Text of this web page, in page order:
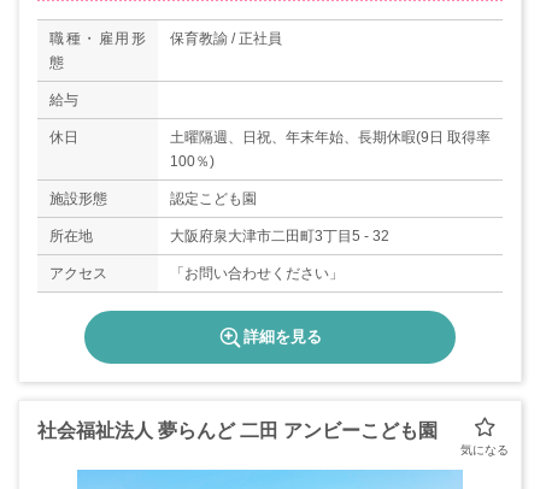
職種・雇用形
態
保育教諭 / 正社員
給与
休日
土曜隔週、日祝、年末年始、長期休暇(9日 取得率
100％)
施設形態 認定こども園
所在地 大阪府泉大津市二田町3丁目5 - 32
アクセス 「お問い合わせください」
詳細を見る
社会福祉法人 夢らんど 二田 アンビーこども園